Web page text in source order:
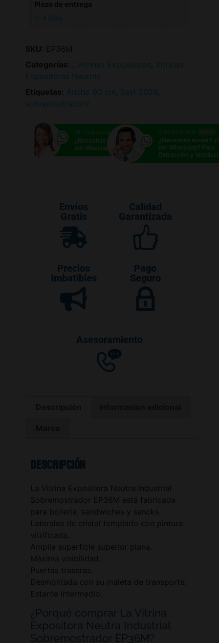
3-4 Días
SKU: EP36M
Categorías: , Vitrinas Expositoras, Vitrinas
Expositoras Neutras
Etiquetas: Ancho 90 cm , Sayl 2026,
sobremostradorv
Mª José Gavira Online
¿Necesitas ayuda? ¿Hablamos
por Whatsapp?
¿Necesitas ayuda?
por Whatsapp? Para
Extracción y
Envíos
Gratis
Calidad
Garantizada
Precios
Imbatibles
Pago
Seguro
Asesoramiento
Descripción
La Vitrina Expositora Neutra Industrial
Sobremostrador EP36M está fabricada
para bollería, sandwiches y sancks.
Laterales de cristal templado con pintura
vitrificada.
Amplia superficie superior plana.
Máxima visibilidad.
Puertas traseras.
Desmontada con su maleta de transporte.
Estante intermedio.
¿Porqué comprar La Vitrina
Expositora Neutra Industrial
Sobremostrador EP36M?